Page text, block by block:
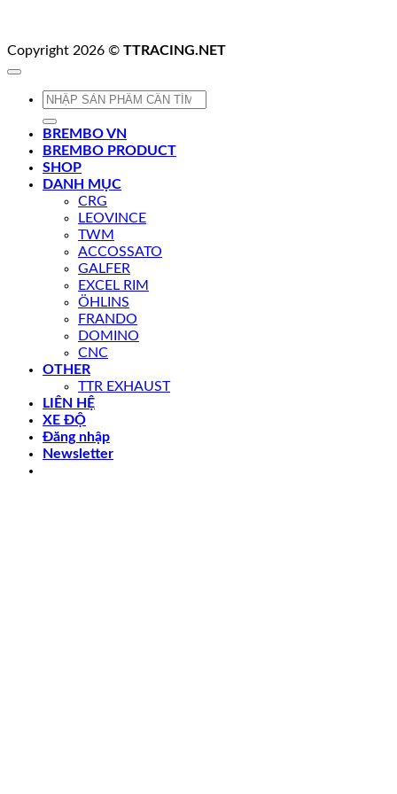
Copyright 2026 © TTRACING.NET
Tìm
BREMBO VN
BREMBO PRODUCT
SHOP
DANH MỤC
CRG
LEOVINCE
TWM
ACCOSSATO
GALFER
EXCEL RIM
ÖHLINS
FRANDO
DOMINO
CNC
OTHER
TTR EXHAUST
LIÊN HỆ
XE ĐỘ
Đăng nhập
Newsletter